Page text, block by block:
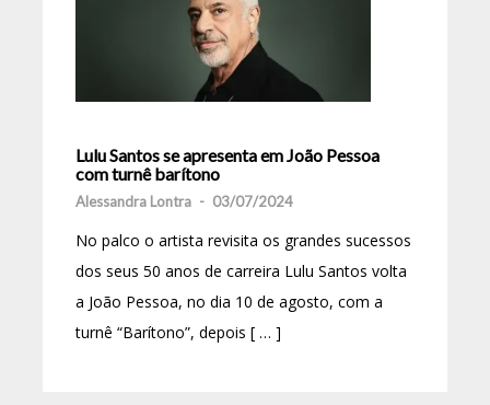
Lulu Santos se apresenta em João Pessoa
com turnê barítono
Alessandra Lontra - 03/07/2024
No palco o artista revisita os grandes sucessos
dos seus 50 anos de carreira Lulu Santos volta
a João Pessoa, no dia 10 de agosto, com a
turnê “Barítono”, depois [ … ]